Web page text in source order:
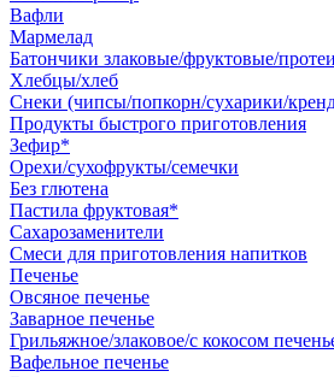
Вафли
Мармелад
Батончики злаковые/фруктовые/
Хлебцы/хлеб
Снеки (чипсы/попкорн/сухарики/
Продукты быстрого приготовления
Зефир*
Орехи/сухофрукты/семечки
Без глютена
Пастила фруктовая*
Сахарозаменители
Смеси для приготовления напитков
Печенье
Овсяное печенье
Заварное печенье
Грильяжное/злаковое/с кокосом
Вафельное печенье